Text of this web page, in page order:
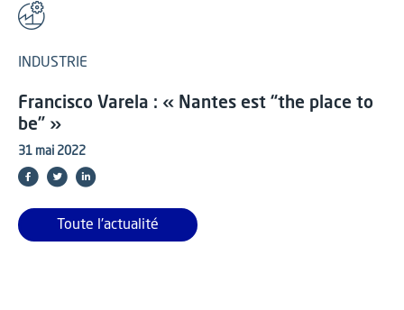
INDUSTRIE
Francisco Varela : « Nantes est “the place to
be” »
31 mai 2022
Toute l'actualité